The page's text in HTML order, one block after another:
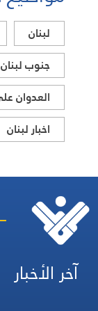
لبنان
جنوب لبنان
العدوان
اخبار لبنان
آخر الأخبار